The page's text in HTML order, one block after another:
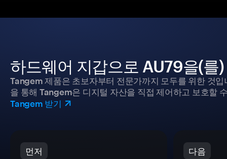
하드웨어 지갑으로 AU79을(를
Tangem 제품은 초보자부터 전문가까지 모두를 위한 것
을 통해 Tangem은 디지털 자산을 직접 제어하고 보호할
Tangem 받기
먼저 다음